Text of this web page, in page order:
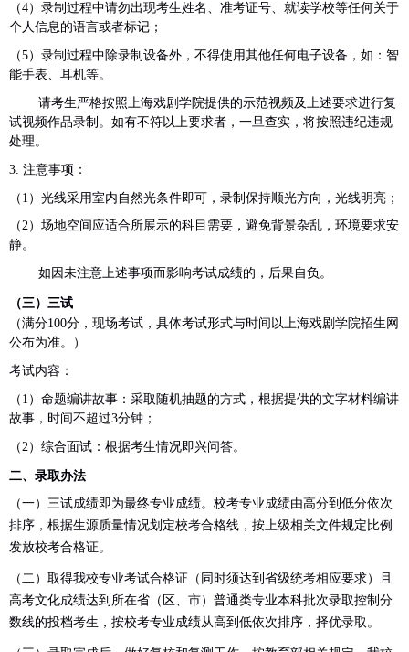
（4）录制过程中请勿出现考生姓名、准考证号、就读学校等任何关于
个人信息的语言或者标记；
（5）录制过程中除录制设备外，不得使用其他任何电子设备，如：智
能手表、耳机等。
请考生严格按照上海戏剧学院提供的示范视频及上述要求进行复
试视频作品录制。 如有不符以上要求者，一旦查实，将按照违纪违规
处理。
3. 注意事项：
（ 1 ）光线采用室内自然光条件即可，录制保持顺光方向，光线明亮；
（2）场地空间应适合所展示的科目需要，避免背景杂乱，环境要求安
静。
如因未注意上述事项而影响考试成绩的，后果自负。
（三）三试
（满分100分，现场考试，具体考试形式与时间以上海戏剧学院招生网
公布为准。）
考试内容：
（ 1 ）命题编讲故事：采取随机抽题的方式，根据提供的文字材料编讲
故事，时间不超过3分钟；
（ 2 ）综合面试：根据考生情况即兴问答。
二、录取办法
（一） 三试成绩即为最终专业成绩。校考专业成绩由高分到低分依次
排序，根据生源质量情况划定校考合格线，按上级相关文件规定比例
发放校考合格证。
（二） 取得我校专业考试合格证（同时须达到省级统考相应要求）
且
高考文化成绩达到所在省（区、市）普通类专业本科批次录取控制分
数线的投档考生，按校考专业成绩从高到低依次排序，择优录取。